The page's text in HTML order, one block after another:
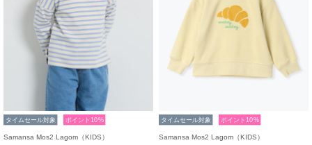
タイムセール対象 ポイント10%
Samansa Mos2 Lagom（KIDS）
タイムセール対象 ポイント10%
Samansa Mos2 Lagom（KIDS）